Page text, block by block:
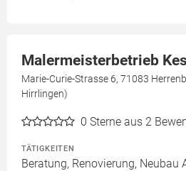
Malermeisterbetrieb
Marie-Curie-Strasse 6, 71083
Hirrlingen)
0 Sterne aus 2
TÄTIGKEITEN
Beratung, Renovierung, Neubau